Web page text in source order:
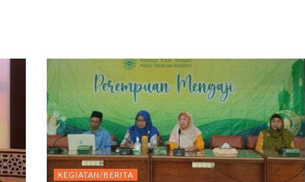
KEGIATAN/BERITA